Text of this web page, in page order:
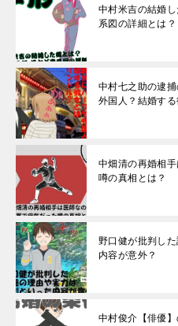
中村米吉の結婚
系図の詳細とは？
中村七之助の逮
外国人？結婚す
中畑清の再婚相
噂の真相とは？
野口健が批判し
内容が意外？
中村俊介【俳優